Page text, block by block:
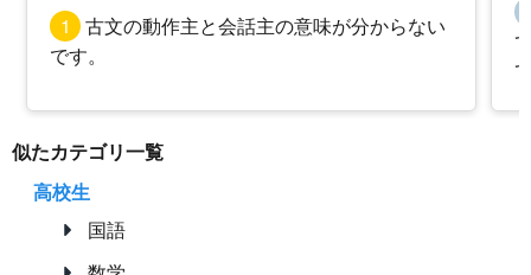
1
古文の動作主と会話主の意味が分からない
です。
似たカテゴリ一覧
高校生
国語